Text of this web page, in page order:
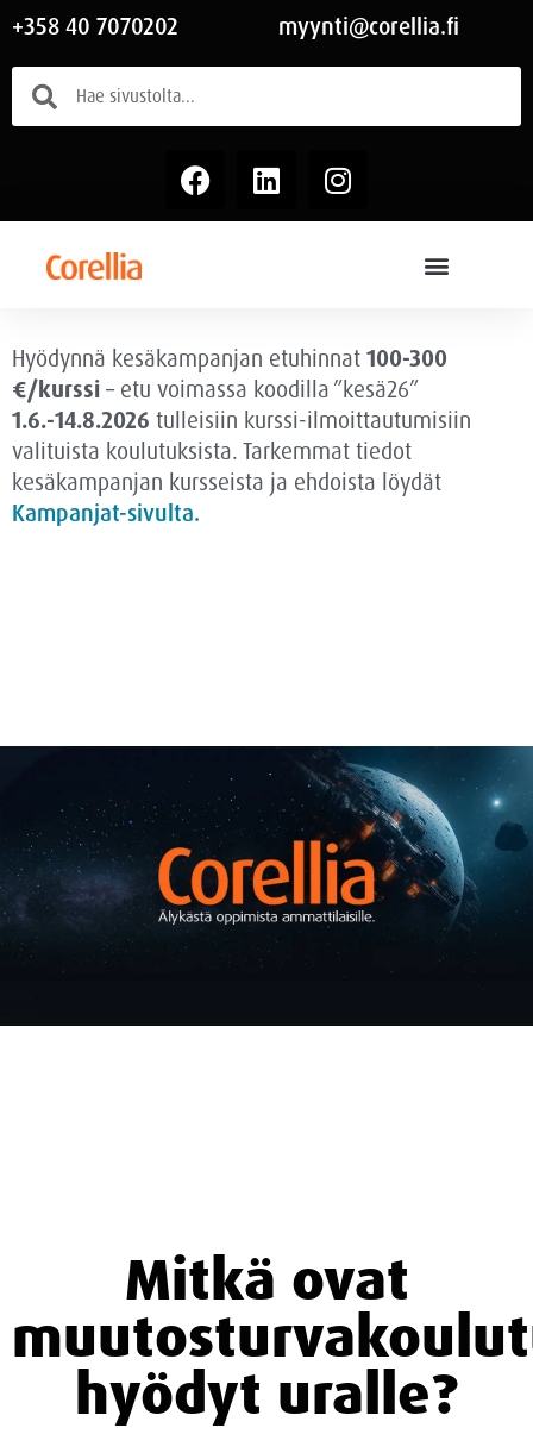
+358 40 7070202 myynti@corellia.fi
Hyödynnä kesäkampanjan etuhinnat 100-300
€/kurssi – etu voimassa koodilla ”kesä26”
1.6.-14.8.2026 tulleisiin kurssi-ilmoittautumisiin
valituista koulutuksista. Tarkemmat tiedot
kesäkampanjan kursseista ja ehdoista löydät
Kampanjat-sivulta.
Mitkä ovat
hyödyt uralle?